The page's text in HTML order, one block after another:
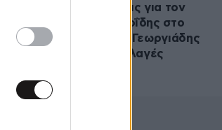
επίσημες ανακοινώσεις για τον
Χρυσοχοΐδης στο
του Πολίτη, Γεωργιάδης
Υγείας – Όλες οι αλλαγές